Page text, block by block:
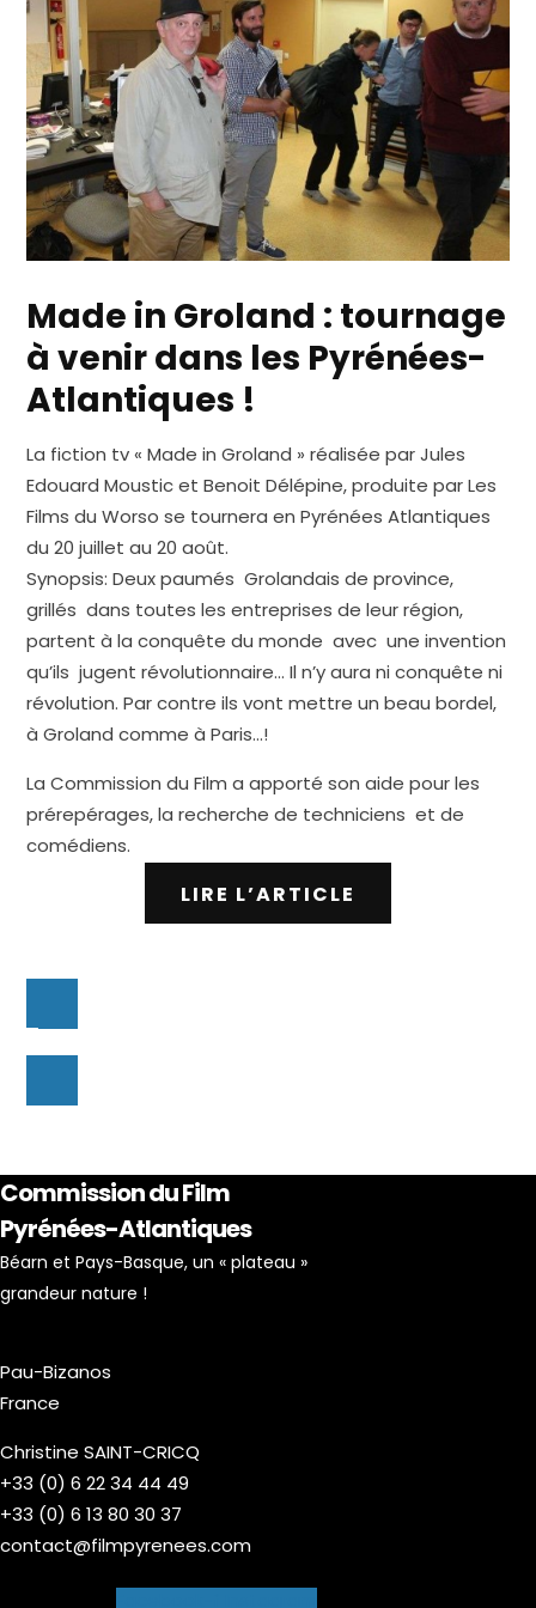
Made in Groland : tournage
à venir dans les Pyrénées-
Atlantiques !
La fiction tv « Made in Groland » réalisée par Jules
Edouard Moustic et Benoit Délépine, produite par Les
Films du Worso se tournera en Pyrénées Atlantiques
du 20 juillet au 20 août.
Synopsis: Deux paumés Grolandais de province,
grillés dans toutes les entreprises de leur région,
partent à la conquête du monde avec une invention
qu’ils jugent révolutionnaire… Il n’y aura ni conquête ni
révolution. Par contre ils vont mettre un beau bordel,
à Groland comme à Paris…!
La Commission du Film a apporté son aide pour les
prérepérages, la recherche de techniciens et de
comédiens.
LIRE L’ARTICLE
Commission du Film
Pyrénées-Atlantiques
Béarn et Pays-Basque, un « plateau »
grandeur nature !
Pau-Bizanos
France
Christine SAINT-CRICQ
+33 (0) 6 22 34 44 49
+33 (0) 6 13 80 30 37
contact@filmpyrenees.com